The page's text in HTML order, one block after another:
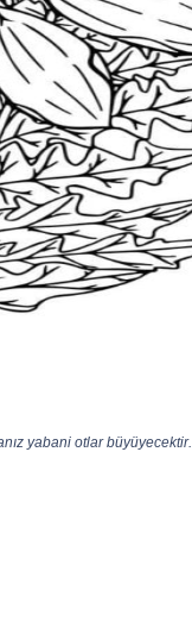
yabani otlar büyüyecektir.